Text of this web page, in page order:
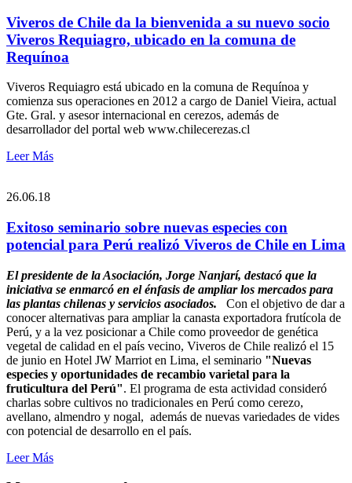
Viveros de Chile da la bienvenida a su nuevo socio
Viveros Requiagro, ubicado en la comuna de
Requínoa
Viveros Requiagro está ubicado en la comuna de Requínoa y
comienza sus operaciones en 2012 a cargo de Daniel Vieira, actual
Gte. Gral. y asesor internacional en cerezos, además de
desarrollador del portal web www.chilecerezas.cl
Leer Más
26.06.18
Exitoso seminario sobre nuevas especies con
potencial para Perú realizó Viveros de Chile en Lima
El presidente de la Asociación, Jorge Nanjarí, destacó que la
iniciativa se enmarcó en el énfasis de ampliar los mercados para
las plantas chilenas y servicios asociados.
Con el objetivo de dar a
conocer alternativas para ampliar la canasta exportadora frutícola de
Perú, y a la vez posicionar a Chile como proveedor de genética
vegetal de calidad en el país vecino, Viveros de Chile realizó el 15
de junio en Hotel JW Marriot en Lima, el seminario "Nuevas
especies​ y oportunidades​ ​de ​recambio ​varietal para la
fruticultura del Perú". El programa de esta actividad consideró
charlas sobre cultivos no tradicionales en ​Perú​ como ​cerezo,
avellano, almendro​ y ​nogal, ​​ además de nuevas variedades de vides
con potencial de desarrollo en ​el país.
Leer Más